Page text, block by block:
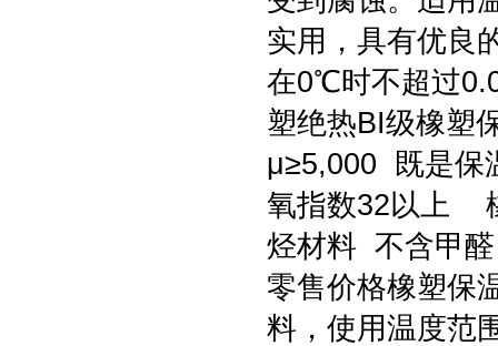
实用，具有优良
在0℃时不超过
塑绝热BI级橡塑
μ≥5,000 既是保
氧指数32以上
烃材料 不含甲
零售价格橡塑保
料，使用温度